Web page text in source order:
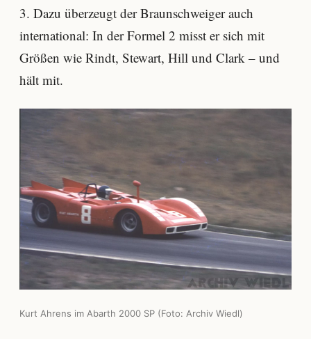
3. Dazu überzeugt der Braunschweiger auch
international: In der Formel 2 misst er sich mit
Größen wie Rindt, Stewart, Hill und Clark – und
hält mit.
Kurt Ahrens im Abarth 2000 SP (Foto: Archiv Wiedl)